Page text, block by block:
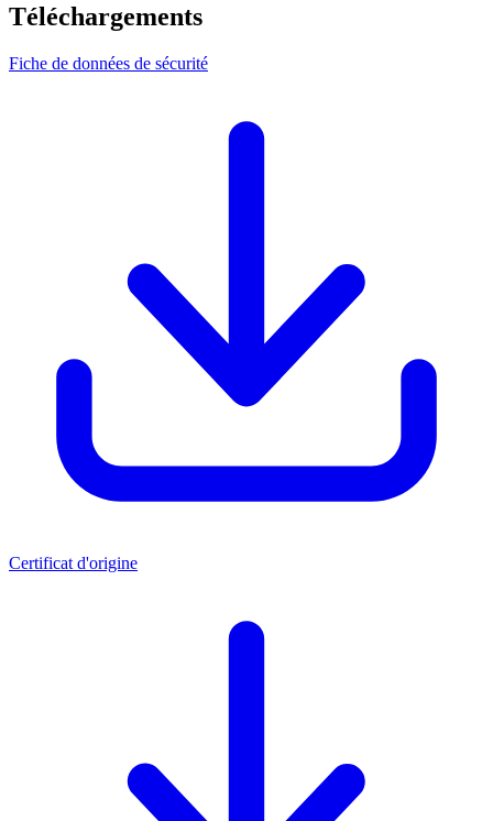
Téléchargements
Fiche de données de sécurité
Certificat d'origine